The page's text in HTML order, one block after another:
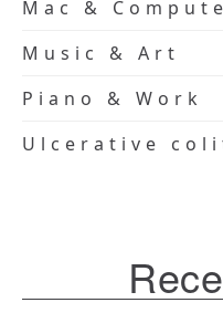
Mac &
Music & Art
Piano & Work
Ulcerative